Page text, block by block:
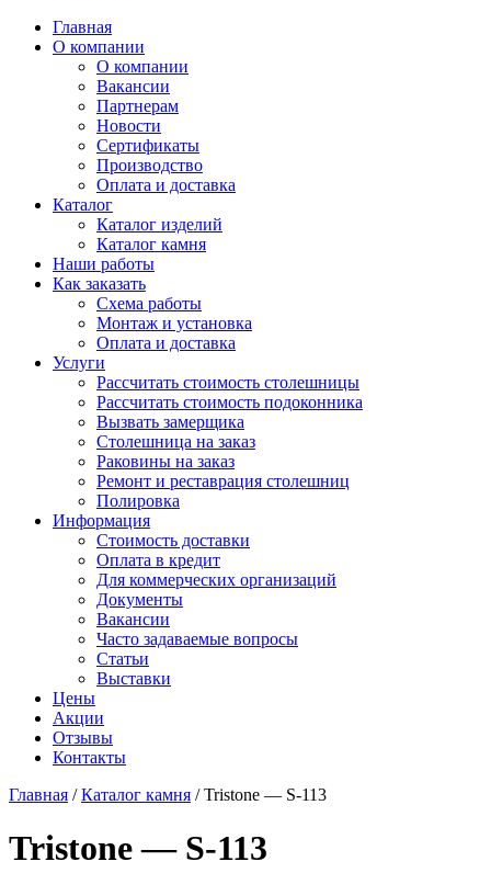
Главная
О компании
О компании
Вакансии
Партнерам
Новости
Сертификаты
Производство
Оплата и доставка
Каталог
Каталог изделий
Каталог камня
Наши работы
Как заказать
Схема работы
Монтаж и установка
Оплата и доставка
Услуги
Рассчитать стоимость столешницы
Рассчитать стоимость подоконника
Вызвать замерщика
Столешница на заказ
Раковины на заказ
Ремонт и реставрация столешниц
Полировка
Информация
Стоимость доставки
Оплата в кредит
Для коммерческих организаций
Документы
Вакансии
Часто задаваемые вопросы
Статьи
Выставки
Цены
Акции
Отзывы
Контакты
Главная /Каталог камня /Tristone — S-113
Tristone — S-113